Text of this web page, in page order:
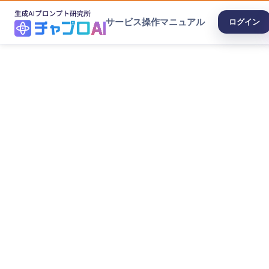
サービス操作マニュアル ログイン